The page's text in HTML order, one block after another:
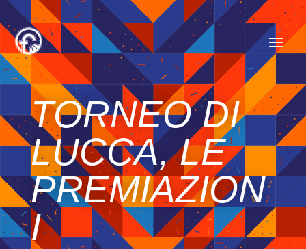
TORNEO DI
LUCCA, LE
PREMIAZION
I